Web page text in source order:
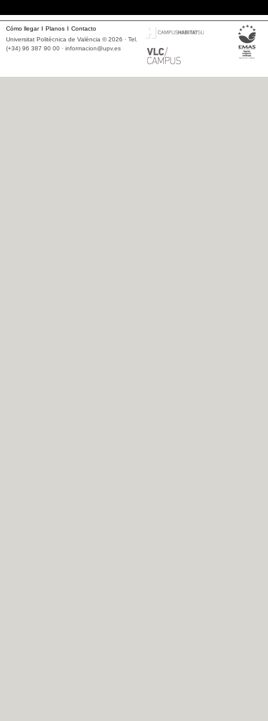
Cómo llegar Planos
Contacto
Universitat Politècnica de València © 2026 · Tel.
(+34) 96 387 90 00 · informacion@upv.es